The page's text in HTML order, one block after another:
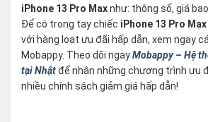
iPhone 13 Pro Maxnhư: thông số, giá
Để có trong tay chiếc iPhone 13 Pro
với hàng loạt ưu đãi hấp dẫn, xem ngay
Mobappy. Theo dõi ngayMobappy – Hệ
tại Nhậtđể nhận những chương trình ưu
nhiều chính sách giảm giá hấp dẫn!